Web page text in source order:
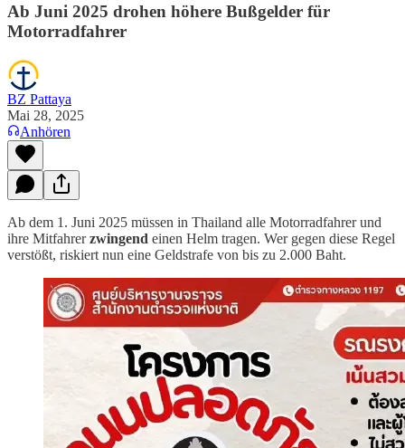
Ab Juni 2025 drohen höhere Bußgelder für
Motorradfahrer
BZ Pattaya
Mai 28, 2025
Anhören
Ab dem 1. Juni 2025 müssen in Thailand alle Motorradfahrer und
ihre Mitfahrerzwingend einen Helm tragen. Wer gegen diese Regel
verstößt, riskiert nun eine Geldstrafe von bis zu 2.000 Baht.